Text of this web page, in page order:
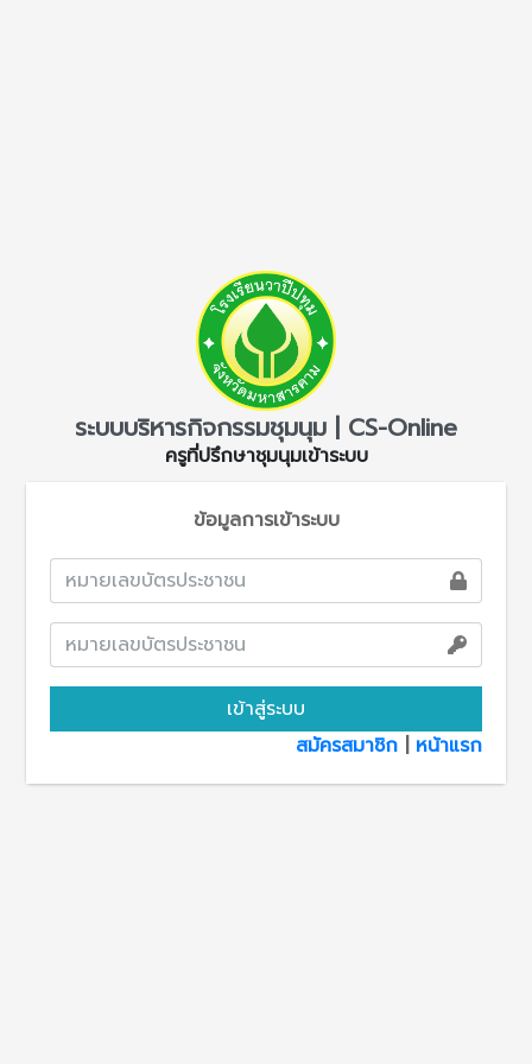
ระบบบริหารกิจกรรมชุมนุม | CS-Online
ครูที่ปรึกษาชุมนุมเข้าระบบ
ข้อมูลการเข้าระบบ
เข้าสู่ระบบ
สมัครสมาชิก| หน้าแรก